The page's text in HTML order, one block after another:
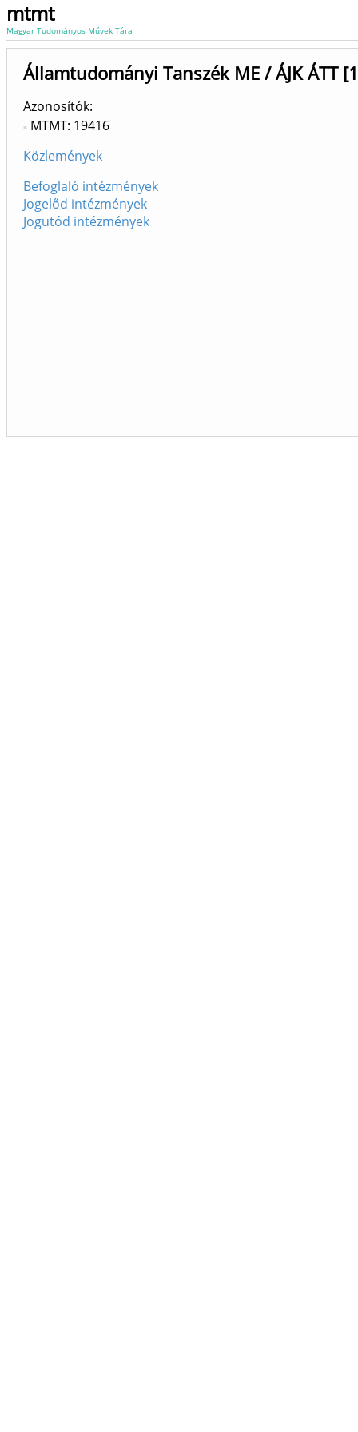
mtmt
Magyar Tudományos Művek Tára
Államtudományi Tanszék ME / ÁJK ÁTT
Azonosítók
MTMT: 19416
Közlemények
Befoglaló intézmények
Jogelőd intézmények
Jogutód intézmények